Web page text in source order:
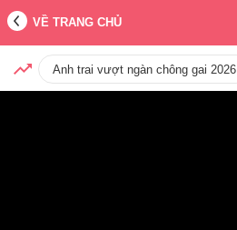
VỀ TRANG CHỦ
Anh trai vượt ngàn chông gai 2026